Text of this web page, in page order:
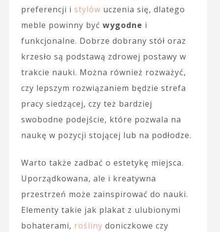
preferencji i stylów uczenia się, dlatego
meble powinny być wygodne i
funkcjonalne. Dobrze dobrany stół oraz
krzesło są podstawą zdrowej postawy w
trakcie nauki. Można również rozważyć,
czy lepszym rozwiązaniem będzie strefa
pracy siedzącej, czy też bardziej
swobodne podejście, które pozwala na
naukę w pozycji stojącej lub na podłodze.
Warto także zadbać o estetykę miejsca.
Uporządkowana, ale i kreatywna
przestrzeń może zainspirować do nauki.
Elementy takie jak plakat z ulubionymi
bohaterami, rośliny doniczkowe czy